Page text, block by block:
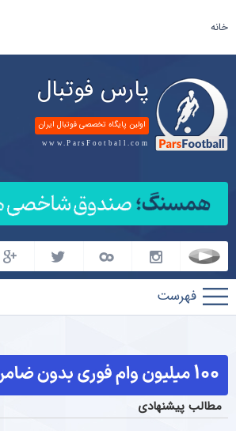
خانه
پارس فوتبال
اولین پایگاه تخصصی فوتبال ایران
www.ParsFootball.com
پارس
فوتبال
مطالب پیشنهادی